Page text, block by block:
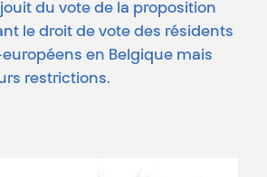
du vote de la proposition
le droit de vote des résidents
en Belgique mais
restrictions.